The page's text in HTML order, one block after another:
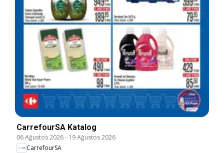
CarrefourSA Katalog
06 Ağustos 2026- 19 Ağustos 2026
CarrefourSA